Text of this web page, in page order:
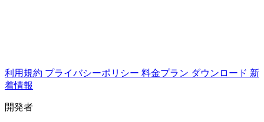
利用規約 プライバシーポリシー 料金プラン ダウンロード 新
着情報
開発者